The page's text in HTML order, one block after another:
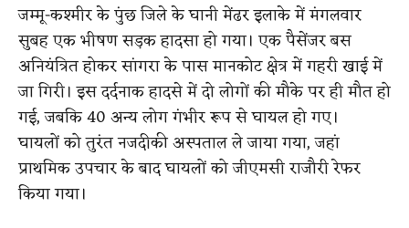
जम्मू-कश्मीर के पुंछ जिले के घानी मेंढर इलाके में मंगलवार
सुबह एक भीषण सड़क हादसा हो गया। एक पैसेंजर बस
अनियंत्रित होकर सांगरा के पास मानकोट क्षेत्र में गहरी खाई में
जा गिरी। इस दर्दनाक हादसे में दो लोगों की मौके पर ही मौत हो
गई, जबकि 40 अन्य लोग गंभीर रूप से घायल हो गए।
घायलों को तुरंत नजदीकी अस्पताल ले जाया गया, जहां
प्राथमिक उपचार के बाद घायलों को जीएमसी राजौरी रेफर
किया गया।